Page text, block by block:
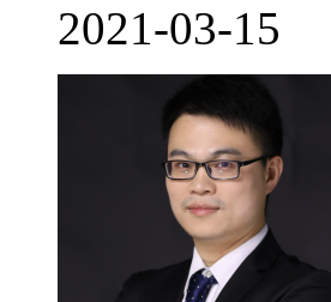
2021-03-15